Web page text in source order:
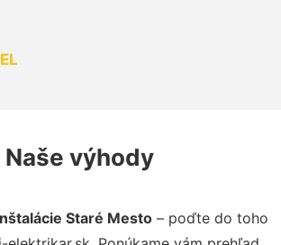
Naše výhody
Staré Mesto– poďte do toho